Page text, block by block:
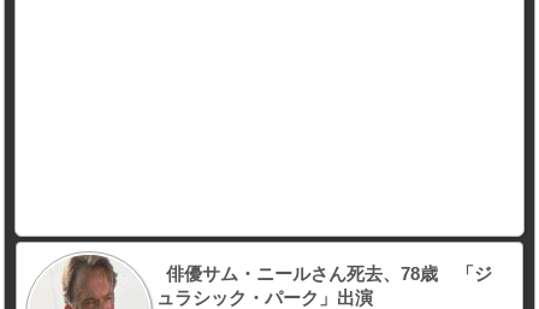
俳優サム・ニールさん死去、78歳 「ジ
ュラシック・パーク」出演